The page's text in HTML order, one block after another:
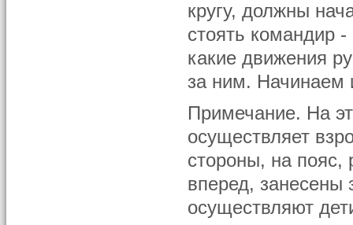
кругу, должны
стоять командир
какие движения
за ним. Начинаем
Примечание. На
осуществляет
стороны, на
вперед, занесены
осуществляют